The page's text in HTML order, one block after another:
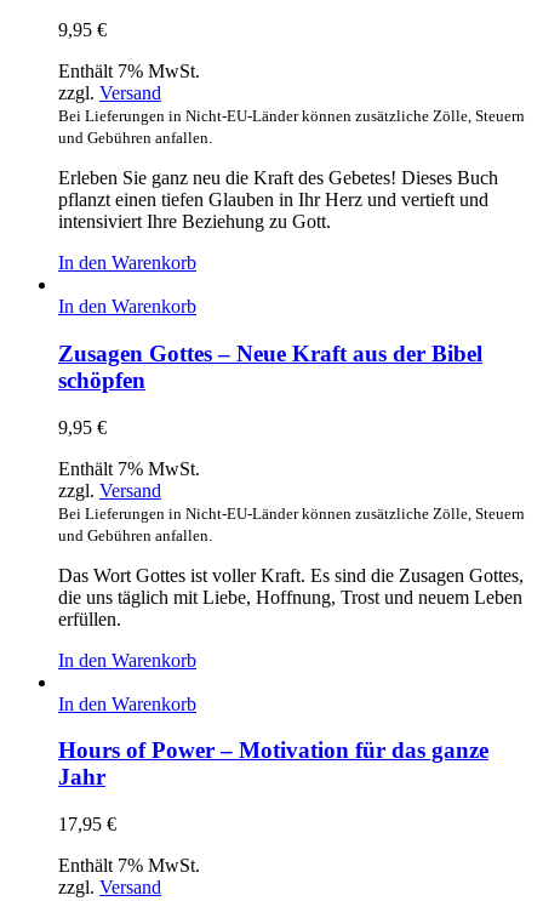
9,95 €
Enthält 7% MwSt.
zzgl. Versand
Bei Lieferungen in Nicht-EU-Länder können zusätzliche Zölle, Steuern
und Gebühren anfallen.
Erleben Sie ganz neu die Kraft des Gebetes! Dieses Buch
pflanzt einen tiefen Glauben in Ihr Herz und vertieft und
intensiviert Ihre Beziehung zu Gott.
In den Warenkorb
In den Warenkorb
Zusagen Gottes – Neue Kraft aus der Bibel
schöpfen
9,95 €
Enthält 7% MwSt.
zzgl. Versand
Bei Lieferungen in Nicht-EU-Länder können zusätzliche Zölle, Steuern
und Gebühren anfallen.
Das Wort Gottes ist voller Kraft. Es sind die Zusagen Gottes,
die uns täglich mit Liebe, Hoffnung, Trost und neuem Leben
erfüllen.
In den Warenkorb
In den Warenkorb
Hours of Power – Motivation für das ganze
Jahr
17,95 €
Enthält 7% MwSt.
zzgl. Versand